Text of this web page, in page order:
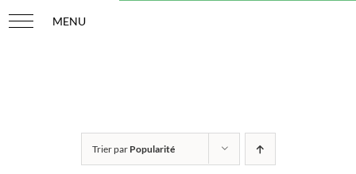
au
Trier par Popularité